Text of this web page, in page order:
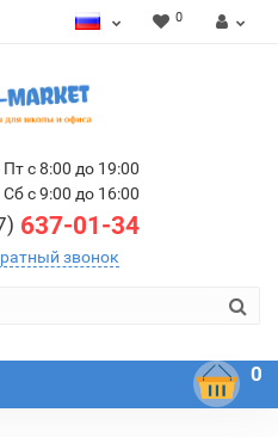
0
Пт с 8:00 до 19:00
Сб с 9:00 до 16:00
637-01-34
звонок
0